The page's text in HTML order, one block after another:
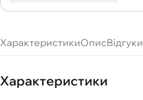
ХарактеристикиОписВідгуки
Характеристики